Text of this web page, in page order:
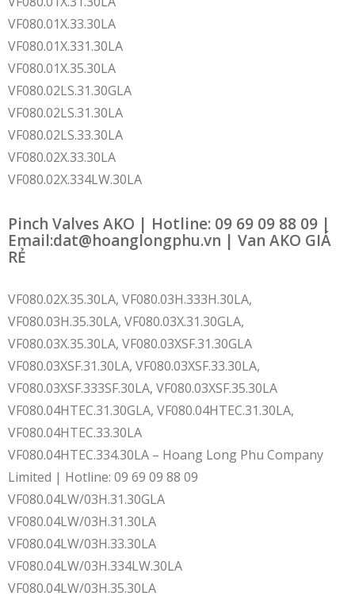
VF080.01X.33.30LA
VF080.01X.331.30LA
VF080.01X.35.30LA
VF080.02LS.31.30GLA
VF080.02LS.31.30LA
VF080.02LS.33.30LA
VF080.02X.33.30LA
VF080.02X.334LW.30LA
Pinch Valves AKO | Hotline: 09 69 09 88 09 |
Email:dat@hoanglongphu.vn | Van AKO GIÁ
RẺ
VF080.02X.35.30LA, VF080.03H.333H.30LA,
VF080.03H.35.30LA, VF080.03X.31.30GLA,
VF080.03X.35.30LA, VF080.03XSF.31.30GLA
VF080.03XSF.31.30LA, VF080.03XSF.33.30LA,
VF080.03XSF.333SF.30LA, VF080.03XSF.35.30LA
VF080.04HTEC.31.30GLA, VF080.04HTEC.31.30LA,
VF080.04HTEC.33.30LA
VF080.04HTEC.334.30LA – Hoang Long Phu Company
Limited | Hotline: 09 69 09 88 09
VF080.04LW/03H.31.30GLA
VF080.04LW/03H.31.30LA
VF080.04LW/03H.33.30LA
VF080.04LW/03H.334LW.30LA
VF080.04LW/03H.35.30LA